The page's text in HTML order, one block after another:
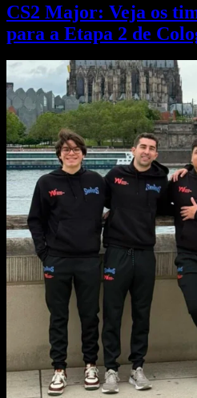
CS2 Major: Veja os
para a Etapa 2 de